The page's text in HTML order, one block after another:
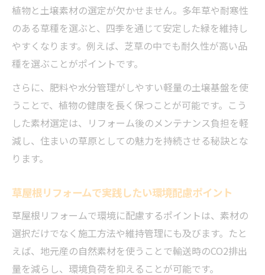
植物と土壌素材の選定が欠かせません。多年草や耐寒性
のある草種を選ぶと、四季を通じて安定した緑を維持し
やすくなります。例えば、芝草の中でも耐久性が高い品
種を選ぶことがポイントです。
さらに、肥料や水分管理がしやすい軽量の土壌基盤を使
うことで、植物の健康を長く保つことが可能です。こう
した素材選定は、リフォーム後のメンテナンス負担を軽
減し、住まいの草原としての魅力を持続させる秘訣とな
ります。
草屋根リフォームで実践したい環境配慮ポイント
草屋根リフォームで環境に配慮するポイントは、素材の
選択だけでなく施工方法や維持管理にも及びます。たと
えば、地元産の自然素材を使うことで輸送時のCO2排出
量を減らし、環境負荷を抑えることが可能です。